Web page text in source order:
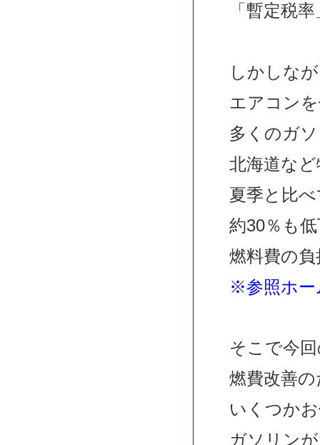
「暫定税
しかしな
エアコン
多くのガ
北海道な
夏季と比
約30％も
燃料費の
※参照ホー
そこで今
燃費改善
いくつか
ガソリン